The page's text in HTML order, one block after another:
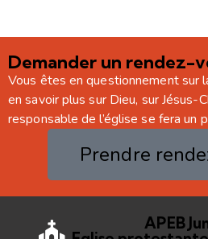
Demander un rendez-
Vous êtes en questionnement sur
en savoir plus sur Dieu, sur Jésus-
responsable de l’église se fera un
Prendre
APEB